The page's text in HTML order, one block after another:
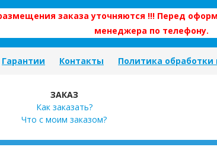
заказа уточняются !!! Перед
менеджера по телефону.
Гарантии Контакты Политика обработки
ЗАКАЗ
Как заказать?
Что с моим заказом?